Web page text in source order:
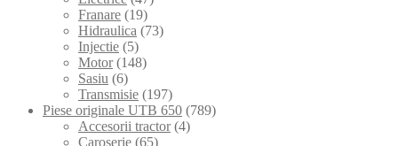
Franare (19)
Hidraulica (73)
Injectie (5)
Motor (148)
Sasiu (6)
Transmisie (197)
Piese originale UTB 650 (789)
Accesorii tractor (4)
Caroserie (65)